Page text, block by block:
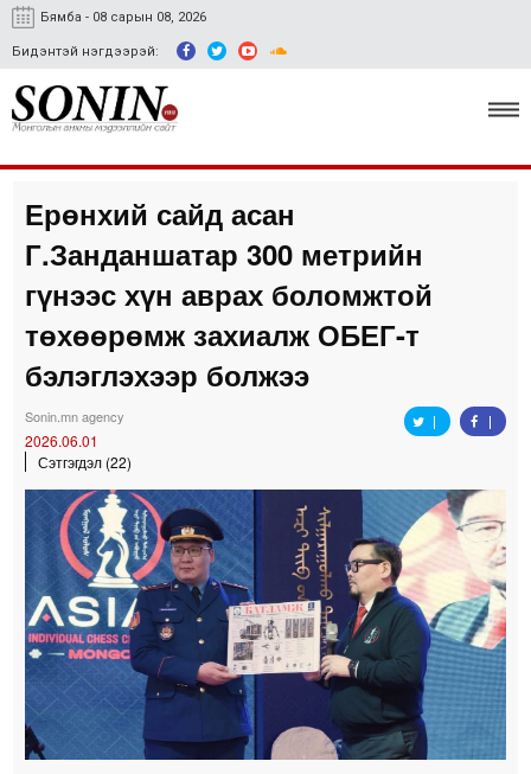
Бямба - 08 сарын 08, 2026
Бидэнтэй нэгдээрэй:
Улс төр, эдийн засаг
Гэмт хэрэг
Нийгэм, соёл
Спорт
Ерөнхий сайд асан
Г.Занданшатар 300 метрийн
гүнээс хүн аврах боломжтой
төхөөрөмж захиалж ОБЕГ-т
бэлэглэхээр болжээ
Sonin.mn agency
2026.06.01
Сэтгэгдэл (22)